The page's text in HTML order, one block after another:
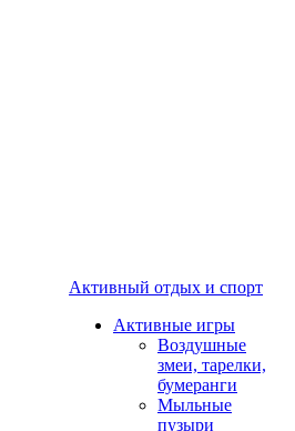
Активный отдых и спорт
Активные игры
Воздушные
змеи, тарелки,
бумеранги
Мыльные
пузыри